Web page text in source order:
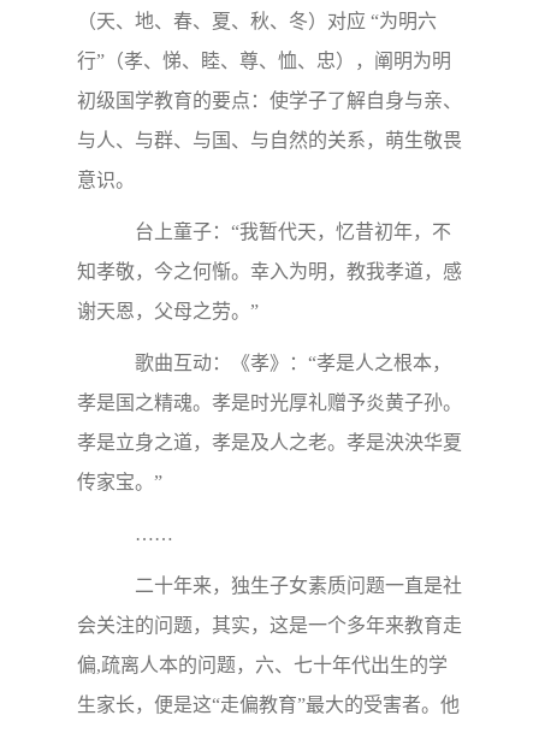
（天、地、春、夏、秋、冬）对应 “为明六
行”（孝、悌、睦、尊、恤、忠），阐明为明
初级国学教育的要点：使学子了解自身与亲、
与人、与群、与国、与自然的关系，萌生敬畏
意识。
台上童子：“我暂代天，忆昔初年，不
知孝敬，今之何惭。幸入为明，教我孝道，感
谢天恩，父母之劳。”
歌曲互动：《孝》：“孝是人之根本，
孝是国之精魂。孝是时光厚礼赠予炎黄子孙。
孝是立身之道，孝是及人之老。孝是泱泱华夏
传家宝。”
……
二十年来，独生子女素质问题一直是社
会关注的问题，其实，这是一个多年来教育走
偏,疏离人本的问题，六、七十年代出生的学
生家长，便是这“走偏教育”最大的受害者。他